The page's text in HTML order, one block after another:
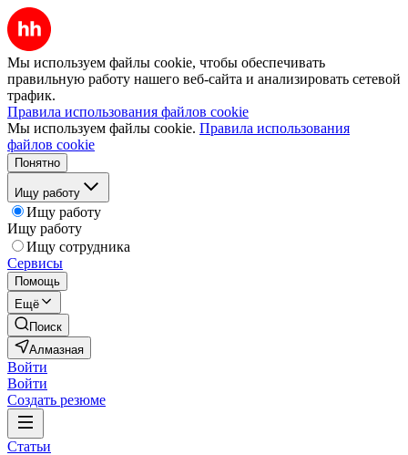
Мы используем файлы cookie, чтобы обеспечивать
правильную работу нашего веб-сайта и анализировать сетевой
трафик.
Правила использования файлов cookie
Мы используем файлы cookie. Правила использования
файлов cookie
Понятно
Ищу работу
Ищу работу
Ищу работу
Ищу сотрудника
Сервисы
Помощь
Ещё
Поиск
Алмазная
Войти
Войти
Создать резюме
Статьи